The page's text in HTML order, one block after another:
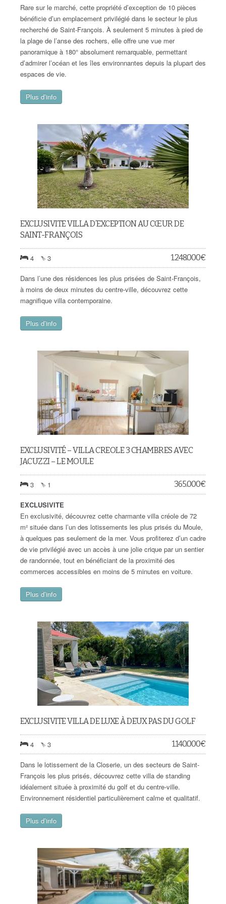
Rare sur le marché, cette propriété d’exception de 10 pièces
bénéficie d’un emplacement privilégié dans le secteur le plus
recherché de Saint-François. À seulement 5 minutes à pied de
la plage de l’anse des rochers, elle offre une vue mer
panoramique à 180° absolument remarquable, permettant
d’admirer l’océan et les îles environnantes depuis la plupart des
espaces de vie.
Plus d’info
EXCLUSIVITE VILLA D’EXCEPTION AU CŒUR DE
SAINT-FRANÇOIS
4 3 1.248.000€
Dans l’une des résidences les plus prisées de Saint-François,
à moins de deux minutes du centre-ville, découvrez cette
magnifique villa contemporaine.
Plus d’info
EXCLUSIVITÉ – VILLA CREOLE 3 CHAMBRES AVEC
JACUZZI – LE MOULE
3 1 365.000€
EXCLUSIVITE
En exclusivité, découvrez cette charmante villa créole de 72
m² située dans l’un des lotissements les plus prisés du Moule,
à quelques pas seulement de la mer. Vous profiterez d’un cadre
de vie privilégié avec un accès à une jolie crique par un sentier
de randonnée, tout en bénéficiant de la proximité des
commerces accessibles en moins de 5 minutes en voiture.
Plus d’info
EXCLUSIVITE VILLA DE LUXE À DEUX PAS DU GOLF
4 3 1.140.000€
Dans le lotissement de la Closerie, un des secteurs de Saint-
François les plus prisés, découvrez cette villa de standing
idéalement située à proximité du golf et du centre-ville.
Environnement résidentiel particulièrement calme et qualitatif.
Plus d’info